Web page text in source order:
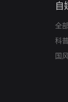
自
全部
科
国风